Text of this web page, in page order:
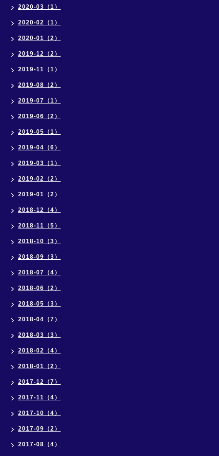
2020-03（1）
2020-02（1）
2020-01（2）
2019-12（2）
2019-11（1）
2019-08（2）
2019-07（1）
2019-06（2）
2019-05（1）
2019-04（6）
2019-03（1）
2019-02（2）
2019-01（2）
2018-12（4）
2018-11（5）
2018-10（3）
2018-09（3）
2018-07（4）
2018-06（2）
2018-05（3）
2018-04（7）
2018-03（3）
2018-02（4）
2018-01（2）
2017-12（7）
2017-11（4）
2017-10（4）
2017-09（2）
2017-08（4）